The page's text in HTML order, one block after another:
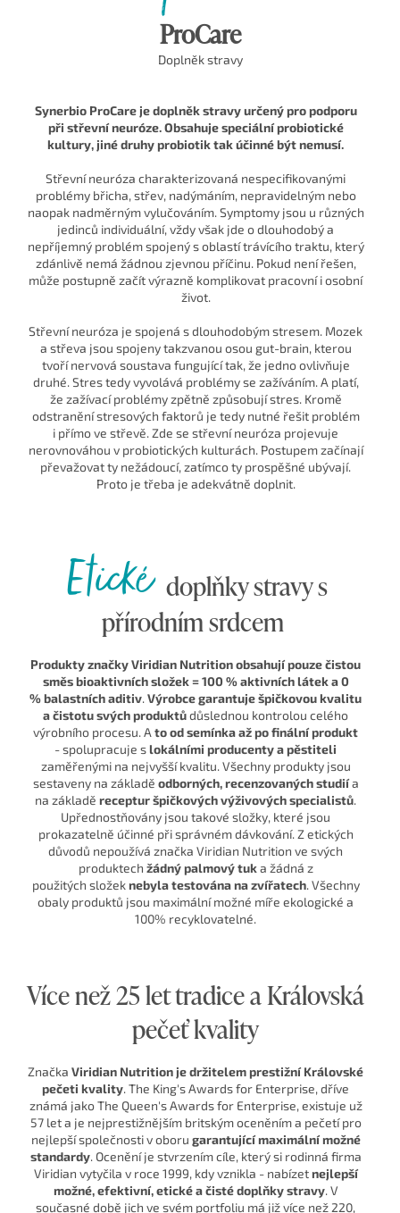
ProCare
Doplněk stravy
Synerbio ProCare je doplněk stravy určený pro podporu
při střevní neuróze. Obsahuje speciální probiotické
kultury, jiné druhy probiotik tak účinné být nemusí.
Střevní neuróza charakterizovaná nespecifikovanými
problémy břicha, střev, nadýmáním, nepravidelným nebo
naopak nadměrným vylučováním. Symptomy jsou u různých
jedinců individuální, vždy však jde o dlouhodobý a
nepříjemný problém spojený s oblastí trávícího traktu, který
zdánlivě nemá žádnou zjevnou příčinu. Pokud není řešen,
může postupně začít výrazně komplikovat pracovní i osobní
život.
Střevní neuróza je spojená s dlouhodobým stresem. Mozek
a střeva jsou spojeny takzvanou osou gut-brain, kterou
tvoří nervová soustava fungující tak, že jedno ovlivňuje
druhé. Stres tedy vyvolává problémy se zažíváním. A platí,
že zažívací problémy zpětně způsobují stres. Kromě
odstranění stresových faktorů je tedy nutné řešit problém
i přímo ve střevě. Zde se střevní neuróza projevuje
nerovnováhou v probiotických kulturách. Postupem začínají
převažovat ty nežádoucí, zatímco ty prospěšné ubývají.
Proto je třeba je adekvátně doplnit.
Etickédoplňky stravy s
přírodním srdcem
Produkty značky Viridian Nutrition obsahují pouze čistou
směs bioaktivních složek = 100 % aktivních látek a 0
% balastních aditiv.Výrobce garantuje špičkovou kvalitu
a čistotu svých produktůdůslednou kontrolou celého
výrobního procesu. Ato od semínka až po finální produkt
- spolupracuje slokálními producenty a pěstiteli
zaměřenými na nejvyšší kvalitu. Všechny produkty jsou
sestaveny na základě odborných, recenzovaných studiía
na základě receptur špičkových výživových specialistů.
Upřednostňovány jsou takové složky, které jsou
prokazatelně účinné při správném dávkování. Z etických
důvodů nepoužívá značka Viridian Nutrition ve svých
produktech žádný palmový tuka žádná z
použitých složeknebyla testována na zvířatech. Všechny
obaly produktů jsou maximální možné míře ekologické a
100% recyklovatelné.
Více než 25 let tradice a Královská
pečeť kvality
Značka Viridian Nutrition je držitelem prestižní Královské
pečeti kvality. The King's Awards for Enterprise, dříve
známá jako The Queen's Awards for Enterprise, existuje už
57 let a je nejprestižnějším britským oceněním a pečetí pro
nejlepší společnosti v oboru garantující maximální možné
standardy. Ocenění je stvrzením cíle, který si rodinná firma
Viridian vytyčila v roce 1999, kdy vznikla - nabízetnejlepší
možné, efektivní, etické a čisté doplňky stravy. V
současné době jich ve svém portfoliu má již více než 220,